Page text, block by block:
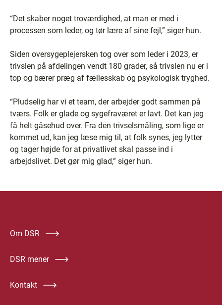
“Det skaber noget troværdighed, at man er med i
processen som leder, og tør lære af sine fejl,” siger hun.
Siden oversygeplejersken tog over som leder i 2023, er
trivslen på afdelingen vendt 180 grader, så trivslen nu er i
top og bærer præg af fællesskab og psykologisk tryghed.
“Pludselig har vi et team, der arbejder godt sammen på
tværs. Folk er glade og sygefraværet er lavt. Det kan jeg
få helt gåsehud over. Fra den trivselsmåling, som lige er
kommet ud, kan jeg læse mig til, at folk synes, jeg lytter
og tager højde for at privatlivet skal passe ind i
arbejdslivet. Det gør mig glad,” siger hun.
Om DSR
DSR mener
Kontakt